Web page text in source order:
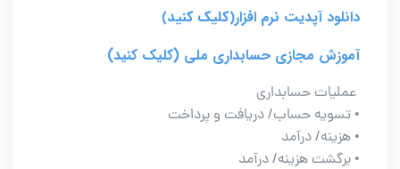
دانلود آپدیت نرم افزار(کلیک کنید)
آموزش مجازی حسابداری ملی (کلیک کنید)
عملیات حسابداری
• تسویه حساب/ دریافت و پرداخت
• هزینه/ درآمد
• برگشت هزینه/ درآمد